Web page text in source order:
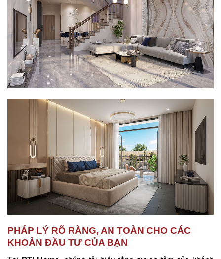
PHÁP LÝ RÕ RÀNG, AN TOÀN CHO CÁC
KHOẢN ĐẦU TƯ CỦA BẠN